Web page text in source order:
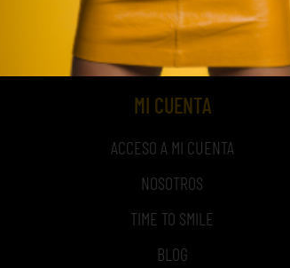
MI CUENTA
ACCESO A MI CUENTA
NOSOTROS
TIME TO SMILE
BLOG